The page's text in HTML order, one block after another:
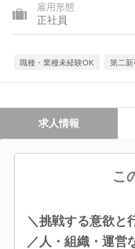
雇用形態
正社員
職種・業種未経験OK 第二新
求人情報
こ
＼挑戦する意欲と
／人・組織・運営